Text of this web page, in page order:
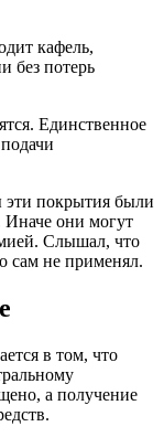
кафель,
без потерь
Единственное
эти покрытия были
Иначе они могут
Слышал, что
сам не применял.
в том, что
а получение